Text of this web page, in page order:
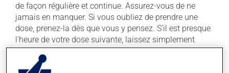
de façon régulière et continue. Assurez-vous de ne
jamais en manquer. Si vous oubliez de prendre une
dose, prenez-la dès que vous y pensez. S'il est presque
l'heure de votre dose suivante, laissez simplement
tomber la dose oubliée. Ne doublez pas la dose
suivante pour tenter de vous rattraper.